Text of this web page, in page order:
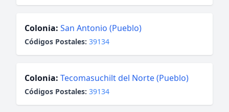
Colonia: San Antonio (Pueblo)
Códigos Postales: 39134
Colonia: Tecomasuchilt del Norte (Pueblo)
Códigos Postales: 39134